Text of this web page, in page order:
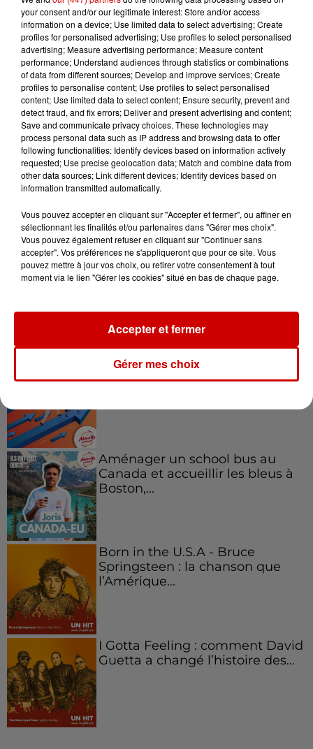
Gagnez vos entrées pour le
Musée du Sport Automobile au
Mans !
Alouette vous invite à
Futuroscope Xperiences !
en jet ski !
Kelly Massol, figure
emblématique de
Aménager un school bus au
Canada et accueillir les bleus à
Boston,...
Born in the U.S.A - Bruce
Springsteen : la chanson que
l’Amérique...
I Gotta Feeling : comment David
Guetta a changé l’histoire des...
your consent and/or our legitimate interest: Store and/or access
information on a device; Use limited data to select advertising; Create
profiles for personalised advertising; Use profiles to select personalised
advertising; Measure advertising performance; Measure content
performance; Understand audiences through statistics or combinations
of data from different sources; Develop and improve services; Create
profiles to personalise content; Use profiles to select personalised
content; Use limited data to select content; Ensure security, prevent and
detect fraud, and fix errors; Deliver and present advertising and content;
Save and communicate privacy choices. These technologies may
process personal data such as IP address and browsing data to offer
following functionalities: Identify devices based on information actively
requested; Use precise geolocation data; Match and combine data from
other data sources; Link different devices; Identify devices based on
information transmitted automatically.
Vous pouvez accepter en cliquant sur "Accepter et fermer", ou affiner en
sélectionnant les finalités et/ou partenaires dans "Gérer mes choix".
Vous pouvez également refuser en cliquant sur "Continuer sans
accepter". Vos préférences ne s'appliqueront que pour ce site. Vous
pouvez mettre à jour vos choix, ou retirer votre consentement à tout
moment via le lien "Gérer les cookies" situé en bas de chaque page.
Gérer mes choix
Accepter et fermer